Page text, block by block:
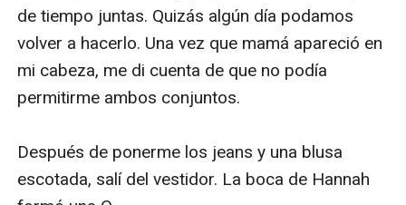
de tiempo juntas. Quizás algún día podamos
volver a hacerlo. Una vez que mamá apareció en
mi cabeza, me di cuenta de que no podía
permitirme ambos conjuntos.
Después de ponerme los jeans y una blusa
escotada, salí del vestidor. La boca de Hannah